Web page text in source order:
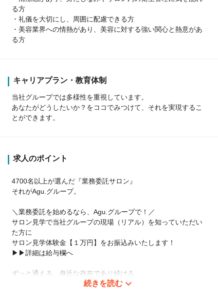
る方
・礼儀を大切にし、周囲に配慮できる方
・美容業界への情熱があり、美容に対する強い関心と熱意があ
る方
キャリアプラン・教育体制
当社グループでは多様性を重視しています。
あなたがどうしたいか？をココでみつけて、それを実現するこ
とができます。
求人のポイント
4700名以上が選んだ『業務委託サロン』
それがAgu.グループ。
＼業務委託を始めるなら、Agu.グループで！／
サロン見学で当社グループの現場（リアル）を知っていただい
た方に
サロン見学体験金【１万円】をお振込みいたします！
▶▶詳細は給与欄へ
ずっと通える、身近な存在であり続ける
2009年の1号店OPENから現在までで全国1100店舗以上展開
続きを読む